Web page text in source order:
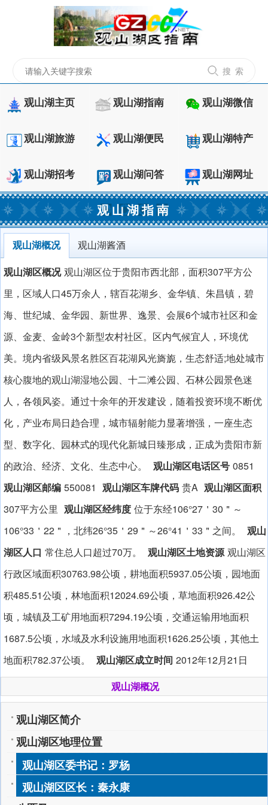
搜 索
观山湖主页 观山湖指南 观山湖微信
观山湖旅游 观山湖便民 观山湖特产
观山湖招考 观山湖问答 观山湖网址
观山湖指南
观山湖概况
观山湖酱酒
观山湖区概况 观山湖区位于贵阳市西北部，面积307平方公
里，区域人口45万余人，辖百花湖乡、金华镇、朱昌镇，碧
海、世纪城、金华园、新世界、逸景、会展6个城市社区和金
源、金麦、金岭3个新型农村社区。区内气候宜人，环境优
美。境内省级风景名胜区百花湖风光旖旎，生态舒适;地处城市
核心腹地的观山湖湿地公园、十二滩公园、石林公园景色迷
人，各领风姿。通过十余年的开发建设，随着投资环境不断优
化，产业布局日趋合理，城市辐射能力显著增强，一座生态
型、数字化、园林式的现代化新城日臻形成，正成为贵阳市新
的政治、经济、文化、生态中心。
观山湖区电话区号 0851
观山湖区邮编 550081 观山湖区车牌代码 贵A 观山湖区面积
307平方公里 观山湖区经纬度 位于东经106°27＇30＂～
106°33＇22＂，北纬26°35＇29＂～26°41＇33＂之间。
观山
湖区人口 常住总人口超过70万。 观山湖区土地资源 观山湖区
行政区域面积30763.98公顷，耕地面积5937.05公顷，园地面
积485.51公顷，林地面积12024.69公顷，草地面积926.42公
顷，城镇及工矿用地面积7294.19公顷，交通运输用地面积
1687.5公顷，水域及水利设施用地面积1626.25公顷，其他土
地面积782.37公顷。
观山湖区成立时间 2012年12月21日
观山湖概况
观山湖区简介
观山湖区地理位置
观山湖区委书记：罗杨
观山湖区区长：秦永康